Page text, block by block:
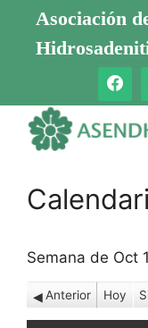
Saltar
contenido
Asociación
Semana de Oct
Anterior Hoy